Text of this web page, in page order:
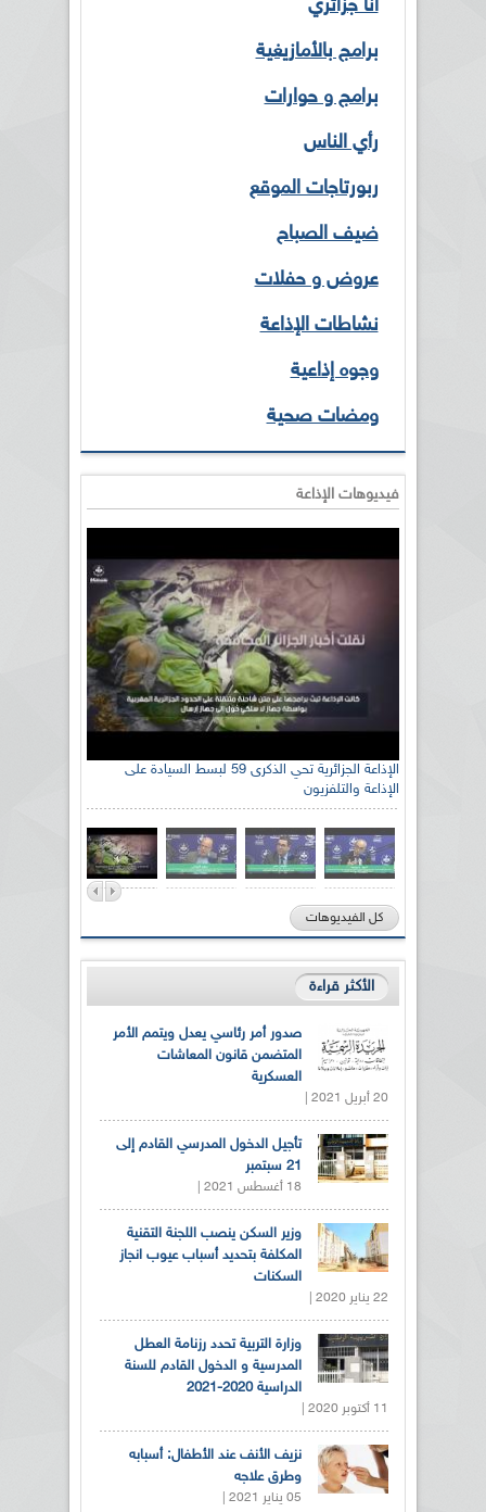
أنا جزائري
برامج بالأمازيغية
برامج و حوارات
رأي الناس
ربورتاجات الموقع
ضيف الصباح
عروض و حفلات
نشاطات الإذاعة
وجوه إذاعية
ومضات صحية
فيديوهات الإذاعة
الإذاعة الجزائرية تحي الذكرى 59 لبسط السيادة على
الإذاعة والتلفزيون
كل الفيديوهات
الأكثر قراءة
صدور أمر رئاسي يعدل ويتمم الأمر
المتضمن قانون المعاشات
العسكرية
20 أبريل 2021 |
تأجيل الدخول المدرسي القادم إلى
21 سبتمبر
18 أغسطس 2021 |
وزير السكن ينصب اللجنة التقنية
المكلفة بتحديد أسباب عيوب انجاز
السكنات
22 يناير 2020 |
وزارة التربية تحدد رزنامة العطل
المدرسية و الدخول القادم للسنة
الدراسية 2020-2021
11 أكتوبر 2020 |
نزيف الأنف عند الأطفال: أسبابه
وطرق علاجه
05 يناير 2021 |